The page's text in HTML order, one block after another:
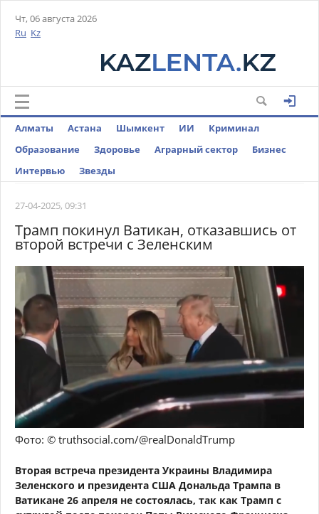
Чт, 06 августа 2026
Ru Kz
Алматы Астана Шымкент ИИ
Криминал
Образование
Здоровье Аграрный сектор
Бизнес
Интервью
Звезды
27-04-2025, 09:31
Трамп покинул Ватикан, отказавшись от
второй встречи с Зеленским
Фото: ©️ truthsocial.com/@realDonaldTrump
Вторая встреча президента Украины Владимира
Зеленского и президента США Дональда Трампа в
Ватикане 26 апреля не состоялась, так как Трамп с